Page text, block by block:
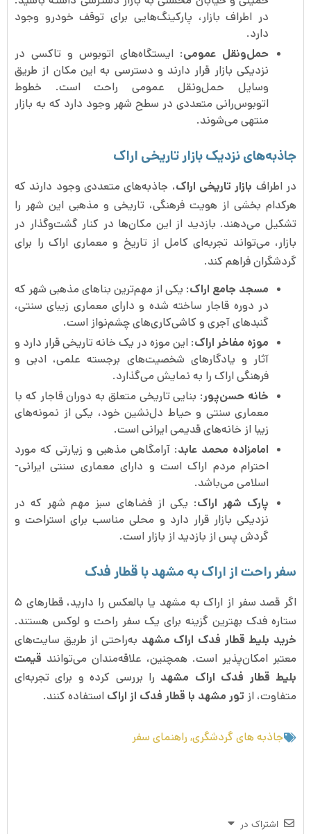
در اطراف بازار، پارکینگ‌هایی برای توقف خودرو وجود
دارد.
حمل‌ونقل عمومی: ایستگاه‌های اتوبوس و تاکسی در
نزدیکی بازار قرار دارند و دسترسی به این مکان از طریق
وسایل حمل‌ونقل عمومی راحت است. خطوط
اتوبوس‌رانی متعددی در سطح شهر وجود دارد که به بازار
منتهی می‌شوند.
جاذبه‌های نزدیک بازار تاریخی اراک
در اطراف بازار تاریخی اراک، جاذبه‌های متعددی وجود دارند که
هرکدام بخشی از هویت فرهنگی، تاریخی و مذهبی این شهر را
تشکیل می‌دهند. بازدید از این مکان‌ها در کنار گشت‌وگذار در
بازار، می‌تواند تجربه‌ای کامل از تاریخ و معماری اراک را برای
گردشگران فراهم کند.
مسجد جامع اراک: یکی از مهم‌ترین بناهای مذهبی شهر که
در دوره قاجار ساخته شده و دارای معماری زیبای سنتی،
گنبدهای آجری و کاشی‌کاری‌های چشم‌نواز است.
موزه مفاخر اراک: این موزه در یک خانه تاریخی قرار دارد و
آثار و یادگارهای شخصیت‌های برجسته علمی، ادبی و
فرهنگی اراک را به نمایش می‌گذارد.
خانه حسن‌پور: بنایی تاریخی متعلق به دوران قاجار که با
معماری سنتی و حیاط دل‌نشین خود، یکی از نمونه‌های
زیبا از خانه‌های قدیمی ایرانی است.
امامزاده محمد عابد: آرامگاهی مذهبی و زیارتی که مورد
احترام مردم اراک است و دارای معماری سنتی ایرانی-
اسلامی می‌باشد.
پارک شهر اراک: یکی از فضاهای سبز مهم شهر که در
نزدیکی بازار قرار دارد و محلی مناسب برای استراحت و
گردش پس از بازدید از بازار است.
سفر راحت از اراک به مشهد با قطار فدک
اگر قصد سفر از اراک به مشهد یا بالعکس را دارید، قطارهای ۵
ستاره فدک بهترین گزینه برای یک سفر راحت و لوکس هستند.
خرید بلیط قطار فدک اراک مشهد به‌راحتی از طریق سایت‌های
معتبر امکان‌پذیر است. همچنین، علاقه‌مندان می‌توانند قیمت
بلیط قطار فدک اراک مشهد را بررسی کرده و برای تجربه‌ای
متفاوت، از تور مشهد با قطار فدک از اراک استفاده کنند.
جاذبه های گردشگری, راهنمای سفر
اشتراک در